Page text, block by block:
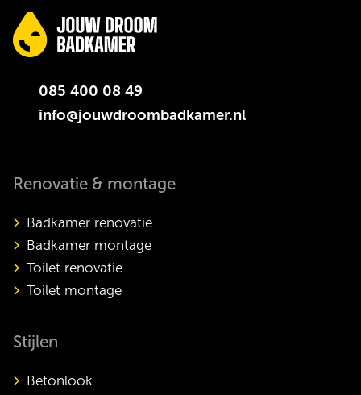
085 400 08 49
info@jouwdroombadkamer.nl
Renovatie & montage
Badkamer renovatie
Badkamer montage
Toilet renovatie
Toilet montage
Stijlen
Betonlook